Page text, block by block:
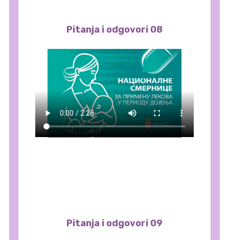
Pitanja i odgovori 08
Pitanja i odgovori 09